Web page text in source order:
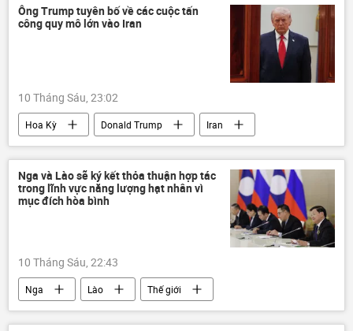
Ủy ban châu Âu
Vladimir Putin
Moskva
phương Tây
Ông Trump tuyên bố về các cuộc tấn
công quy mô lớn vào Iran
10 Tháng Sáu, 23:02
Hoa Kỳ Donald Trump
Iran
Thế giới
Xung đột Mỹ-Iran
Nga và Lào sẽ ký kết thỏa thuận hợp tác
trong lĩnh vực năng lượng hạt nhân vì
mục đích hòa bình
10 Tháng Sáu, 22:43
Nga Lào
Thế giới
Rosatom
Bộ Ngoại giao Nga